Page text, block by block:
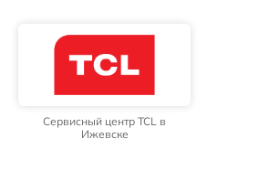
Сервисный центр TCL в
Ижевске